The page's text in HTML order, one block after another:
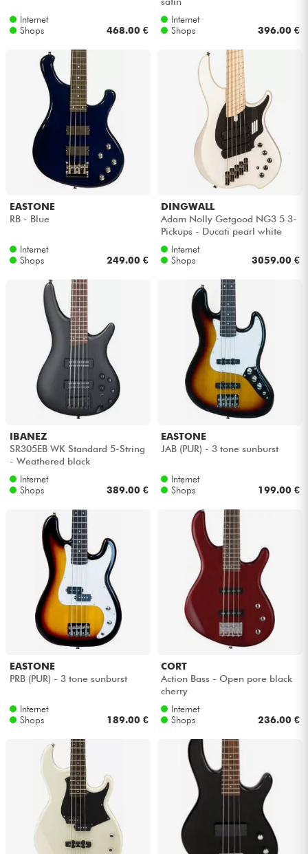
Internet
Shops
468.00 €
Internet
Shops
396.00 €
EASTONE
RB - Blue
Internet
Shops
249.00 €
DINGWALL
Adam Nolly Getgood NG3 5 3-
Pickups - Ducati pearl white
Internet
Shops
3059.00 €
IBANEZ
SR305EB WK Standard 5-String
- Weathered black
Internet
Shops
389.00 €
EASTONE
JAB (PUR) - 3 tone sunburst
Internet
Shops
199.00 €
EASTONE
PRB (PUR) - 3 tone sunburst
Internet
Shops
189.00 €
CORT
Action Bass - Open pore black
cherry
Internet
Shops
236.00 €